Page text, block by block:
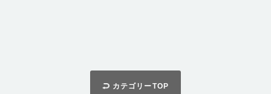
カテゴリーTOP